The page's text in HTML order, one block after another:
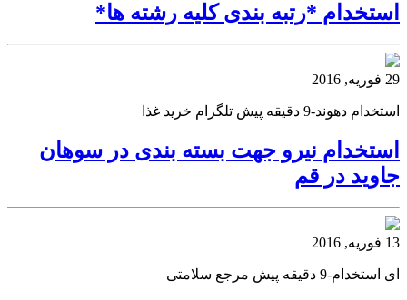
استخدام *رتبه بندی کلیه رشته ها*
29 فوریه, 2016
استخدام دهوند-9 دقیقه پیش تلگرام خرید غذا
استخدام نیرو جهت بسته بندی در سوهان
جاوید در قم
13 فوریه, 2016
ای استخدام-9 دقیقه پیش مرجع سلامتی